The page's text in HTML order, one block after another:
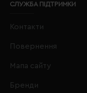
СЛУЖБА ПІДТРИМКИ
Контакти
Повернення
Мапа сайту
Бренди